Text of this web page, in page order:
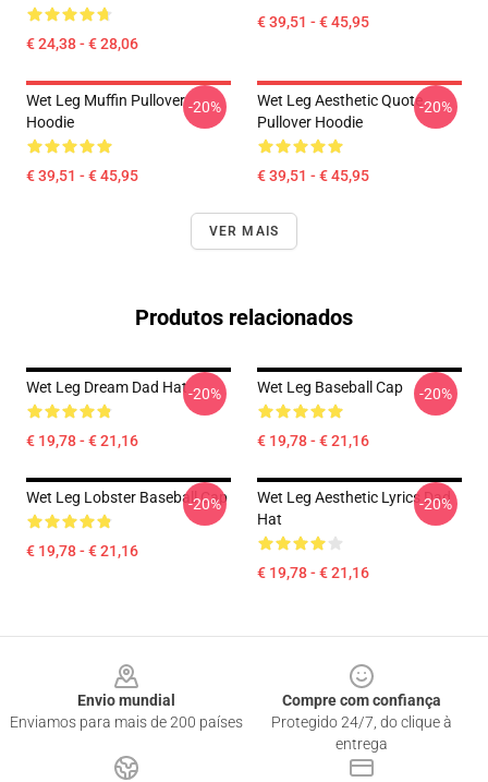
€ 24,38 - € 28,06
€ 39,51 - € 45,95
Wet Leg Muffin Pullover
Hoodie
€ 39,51 - € 45,95
-20%
Wet Leg Aesthetic Quote
Pullover Hoodie
€ 39,51 - € 45,95
-20%
VER MAIS
Produtos relacionados
Wet Leg Dream Dad Hat
€ 19,78 - € 21,16
-20% Wet Leg Baseball Cap
€ 19,78 - € 21,16
-20%
Wet Leg Lobster Baseball Cap
€ 19,78 - € 21,16
-20%
Wet Leg Aesthetic Lyrics Dad
Hat
€ 19,78 - € 21,16
-20%
Envio mundial
Enviamos para mais de 200 países
Compre com confiança
Protegido 24/7, do clique à
entrega